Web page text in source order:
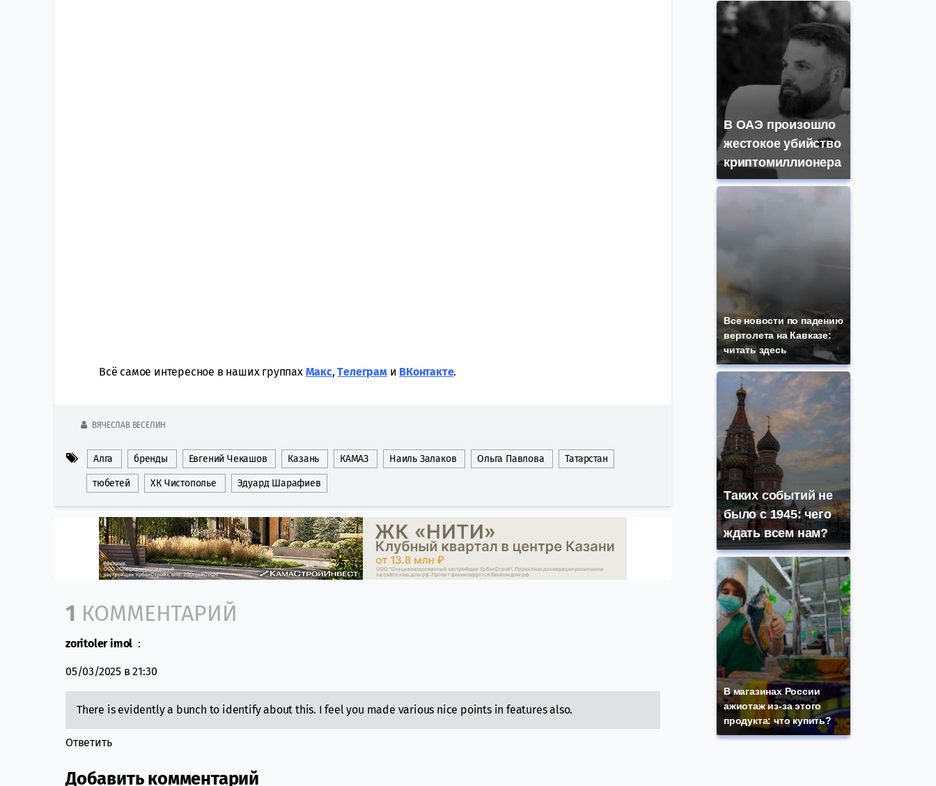
Всё самое интересное в наших группах Макс,Tелеграми ВКонтакте.
ВЯЧЕСЛАВ ВЕСЕЛИН
Алга бренды Евгений Чекашов Казань КАМАЗ Наиль Залаков Ольга Павлова Татарстан
тюбетей ХК Чистополье Эдуард Шарафиев
Comment section
1 КОММЕНТАРИЙ
zoritoler imol :
05/03/2025 в 21:30
There is evidently a bunch to identify about this. I feel you made various nice points in features also.
Ответить
Добавить комментарий
В ОАЭ произошло
жестокое убийство
криптомиллионера
Все новости по падению
вертолета на Кавказе:
читать здесь
Таких событий не
было с 1945: чего
ждать всем нам?
В магазинах России
ажиотаж из-за этого
продукта: что купить?